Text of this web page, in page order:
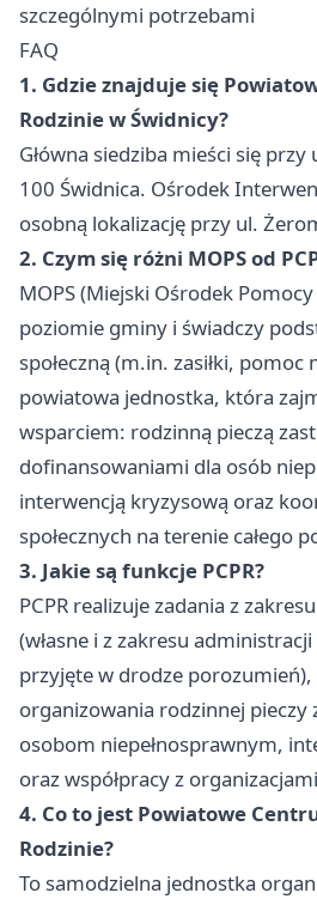
szczególnymi potrzebami
FAQ
1. Gdzie znajduje się
Rodzinie w Świdnicy?
Główna siedziba mieści się przy
100 Świdnica. Ośrodek
osobną lokalizację przy ul.
2. Czym się różni MOPS od
MOPS (Miejski Ośrodek Pomocy
poziomie gminy i świadczy
społeczną (m.in. zasiłki, pomoc
powiatowa jednostka, która
wsparciem: rodzinną pieczą
dofinansowaniami dla osób
interwencją kryzysową oraz
społecznych na terenie całego
3. Jakie są funkcje PCPR?
PCPR realizuje zadania z
(własne i z zakresu
przyjęte w drodze
organizowania rodzinnej pieczy
osobom niepełnosprawnym,
oraz współpracy z
4. Co to jest Powiatowe
Rodzinie?
To samodzielna jednostka